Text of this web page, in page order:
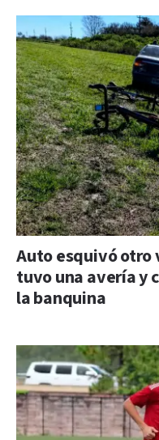
Auto esquivó otro
tuvo una avería y
la banquina